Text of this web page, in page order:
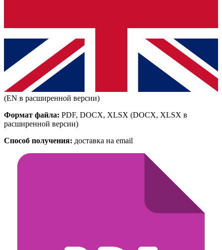
(EN в расширенной версии)
Формат файла: PDF, DOCX, XLSX (DOCX, XLSX в
расширенной версии)
Способ получения: доставка на email